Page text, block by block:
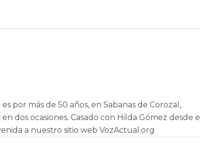
por más de 50 años, en Sabanas de Corozal,
dos ocasiones. Casado con Hilda Gómez desde el
a nuestro sitio web VozActual.org